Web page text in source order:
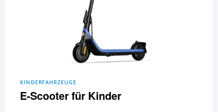
KINDERFAHRZEUGE
E-Scooter für Kinder